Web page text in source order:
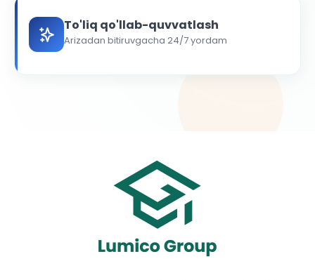
To'liq qo'llab-quvvatlash
Arizadan bitiruvgacha 24/7 yordam